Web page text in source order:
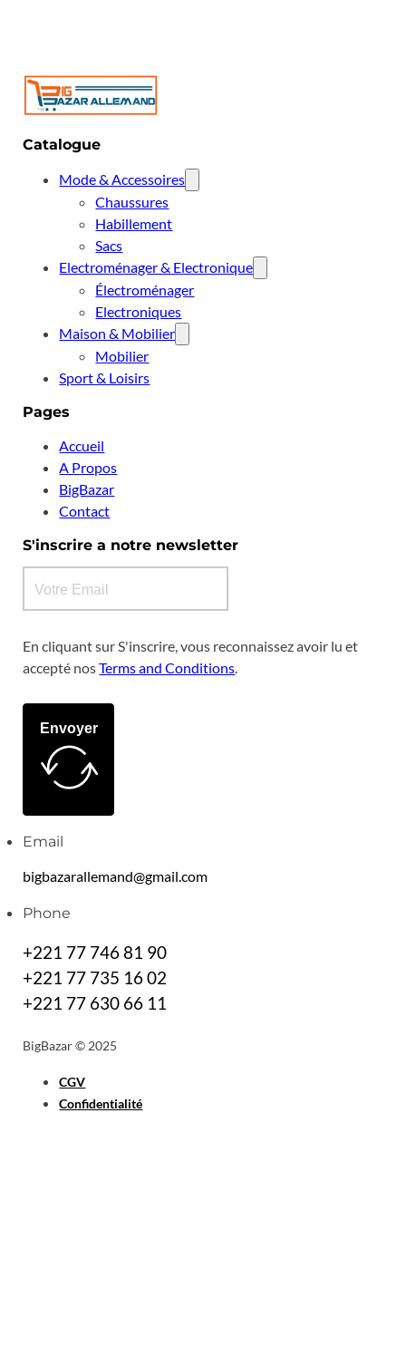
Catalogue
Mode & Accessoires
Chaussures
Habillement
Sacs
Electroménager & Electronique
Électroménager
Electroniques
Maison & Mobilier
Mobilier
Sport & Loisirs
Pages
Accueil
A Propos
BigBazar
Contact
S'inscrire a notre newsletter
En cliquant sur S'inscrire, vous reconnaissez avoir lu et
accepté nosTerms and Conditions.
Envoyer
Email
bigbazarallemand@gmail.com
Phone
+221 77 746 81 90
+221 77 735 16 02
+221 77 630 66 11
BigBazar © 2025
CGV
Confidentialité